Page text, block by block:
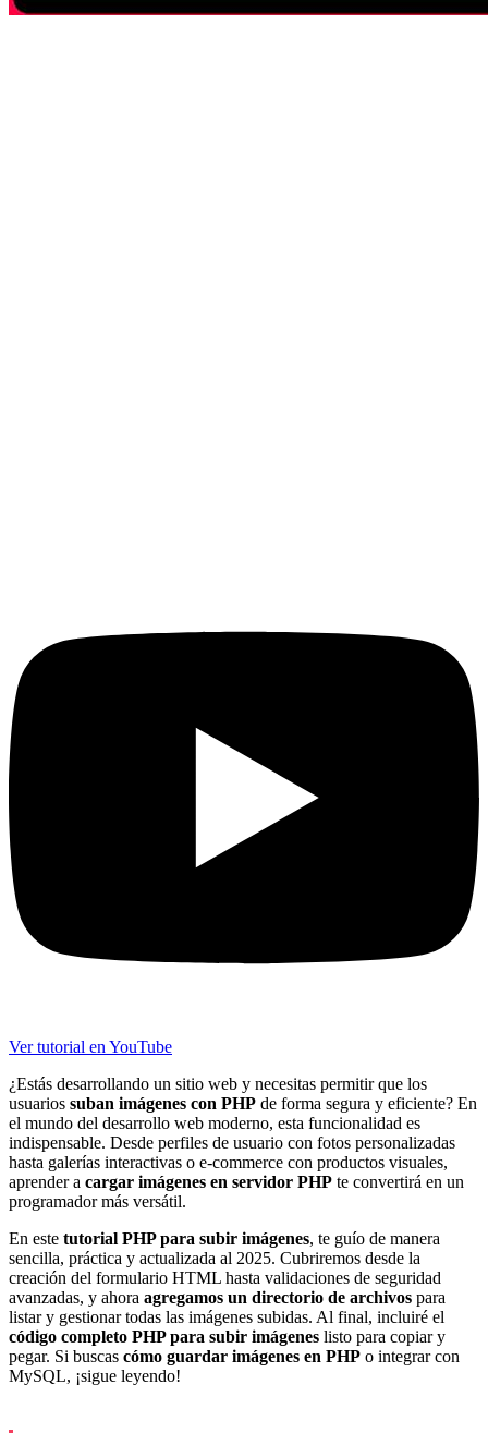
Ver tutorial en YouTube
¿Estás desarrollando un sitio web y necesitas permitir que los
usuarios suban imágenes con PHP de forma segura y eficiente? En
el mundo del desarrollo web moderno, esta funcionalidad es
indispensable. Desde perfiles de usuario con fotos personalizadas
hasta galerías interactivas o e-commerce con productos visuales,
aprender a cargar imágenes en servidor PHP te convertirá en un
programador más versátil.
En este tutorial PHP para subir imágenes, te guío de manera
sencilla, práctica y actualizada al 2025. Cubriremos desde la
creación del formulario HTML hasta validaciones de seguridad
avanzadas, y ahora agregamos un directorio de archivos para
listar y gestionar todas las imágenes subidas. Al final, incluiré el
código completo PHP para subir imágenes listo para copiar y
pegar. Si buscas cómo guardar imágenes en PHP o integrar con
MySQL, ¡sigue leyendo!